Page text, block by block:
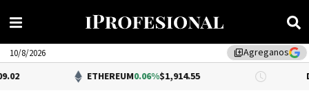
library_addAgreganos
10/8/2026
ETHEREUM0.06%$1,914.55 DÓLAR BNA